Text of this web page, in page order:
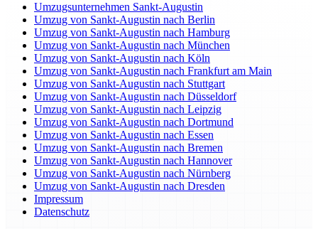
Umzugsunternehmen Sankt-Augustin
Umzug von Sankt-Augustin nach Berlin
Umzug von Sankt-Augustin nach Hamburg
Umzug von Sankt-Augustin nach München
Umzug von Sankt-Augustin nach Köln
Umzug von Sankt-Augustin nach Frankfurt am Main
Umzug von Sankt-Augustin nach Stuttgart
Umzug von Sankt-Augustin nach Düsseldorf
Umzug von Sankt-Augustin nach Leipzig
Umzug von Sankt-Augustin nach Dortmund
Umzug von Sankt-Augustin nach Essen
Umzug von Sankt-Augustin nach Bremen
Umzug von Sankt-Augustin nach Hannover
Umzug von Sankt-Augustin nach Nürnberg
Umzug von Sankt-Augustin nach Dresden
Impressum
Datenschutz